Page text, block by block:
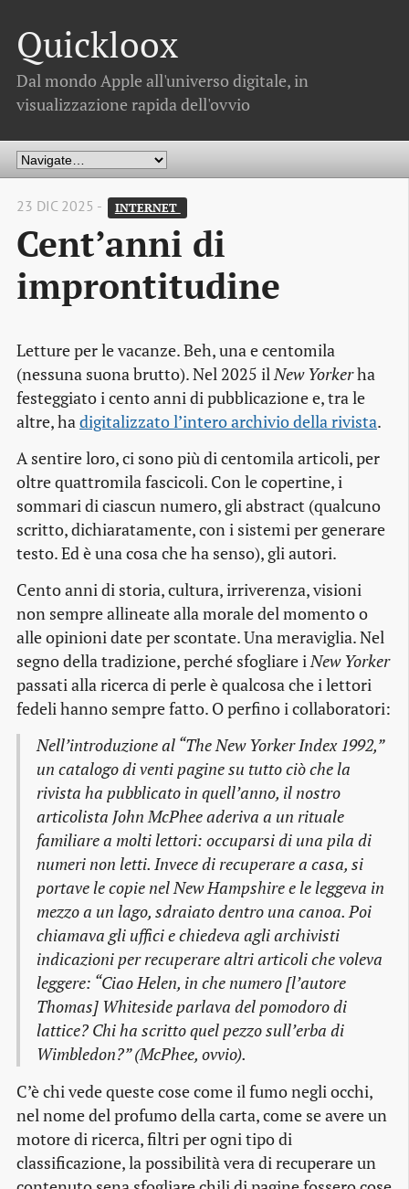
Quickloox
Dal mondo Apple all'universo digitale, in
visualizzazione rapida dell'ovvio
23 DIC 2025 - INTERNET
Cent’anni di
improntitudine
Letture per le vacanze. Beh, una e centomila
(nessuna suona brutto). Nel 2025 ilNew Yorkerha
festeggiato i cento anni di pubblicazione e, tra le
altre, hadigitalizzato l’intero archivio della rivista.
A sentire loro, ci sono più di centomila articoli, per
oltre quattromila fascicoli. Con le copertine, i
sommari di ciascun numero, gli abstract (qualcuno
scritto, dichiaratamente, con i sistemi per generare
testo. Ed è una cosa che ha senso), gli autori.
Cento anni di storia, cultura, irriverenza, visioni
non sempre allineate alla morale del momento o
alle opinioni date per scontate. Una meraviglia. Nel
segno della tradizione, perché sfogliare iNew Yorker
passati alla ricerca di perle è qualcosa che i lettori
fedeli hanno sempre fatto. O perfino i collaboratori:
Nell’introduzione al “The New Yorker Index 1992,”
un catalogo di venti pagine su tutto ciò che la
rivista ha pubblicato in quell’anno, il nostro
articolista John McPhee aderiva a un rituale
familiare a molti lettori: occuparsi di una pila di
numeri non letti. Invece di recuperare a casa, si
portave le copie nel New Hampshire e le leggeva in
mezzo a un lago, sdraiato dentro una canoa. Poi
chiamava gli uffici e chiedeva agli archivisti
indicazioni per recuperare altri articoli che voleva
leggere: “Ciao Helen, in che numero [l’autore
Thomas] Whiteside parlava del pomodoro di
lattice? Chi ha scritto quel pezzo sull’erba di
Wimbledon?” (McPhee, ovvio).
C’è chi vede queste cose come il fumo negli occhi,
nel nome del profumo della carta, come se avere un
motore di ricerca, filtri per ogni tipo di
classificazione, la possibilità vera di recuperare un